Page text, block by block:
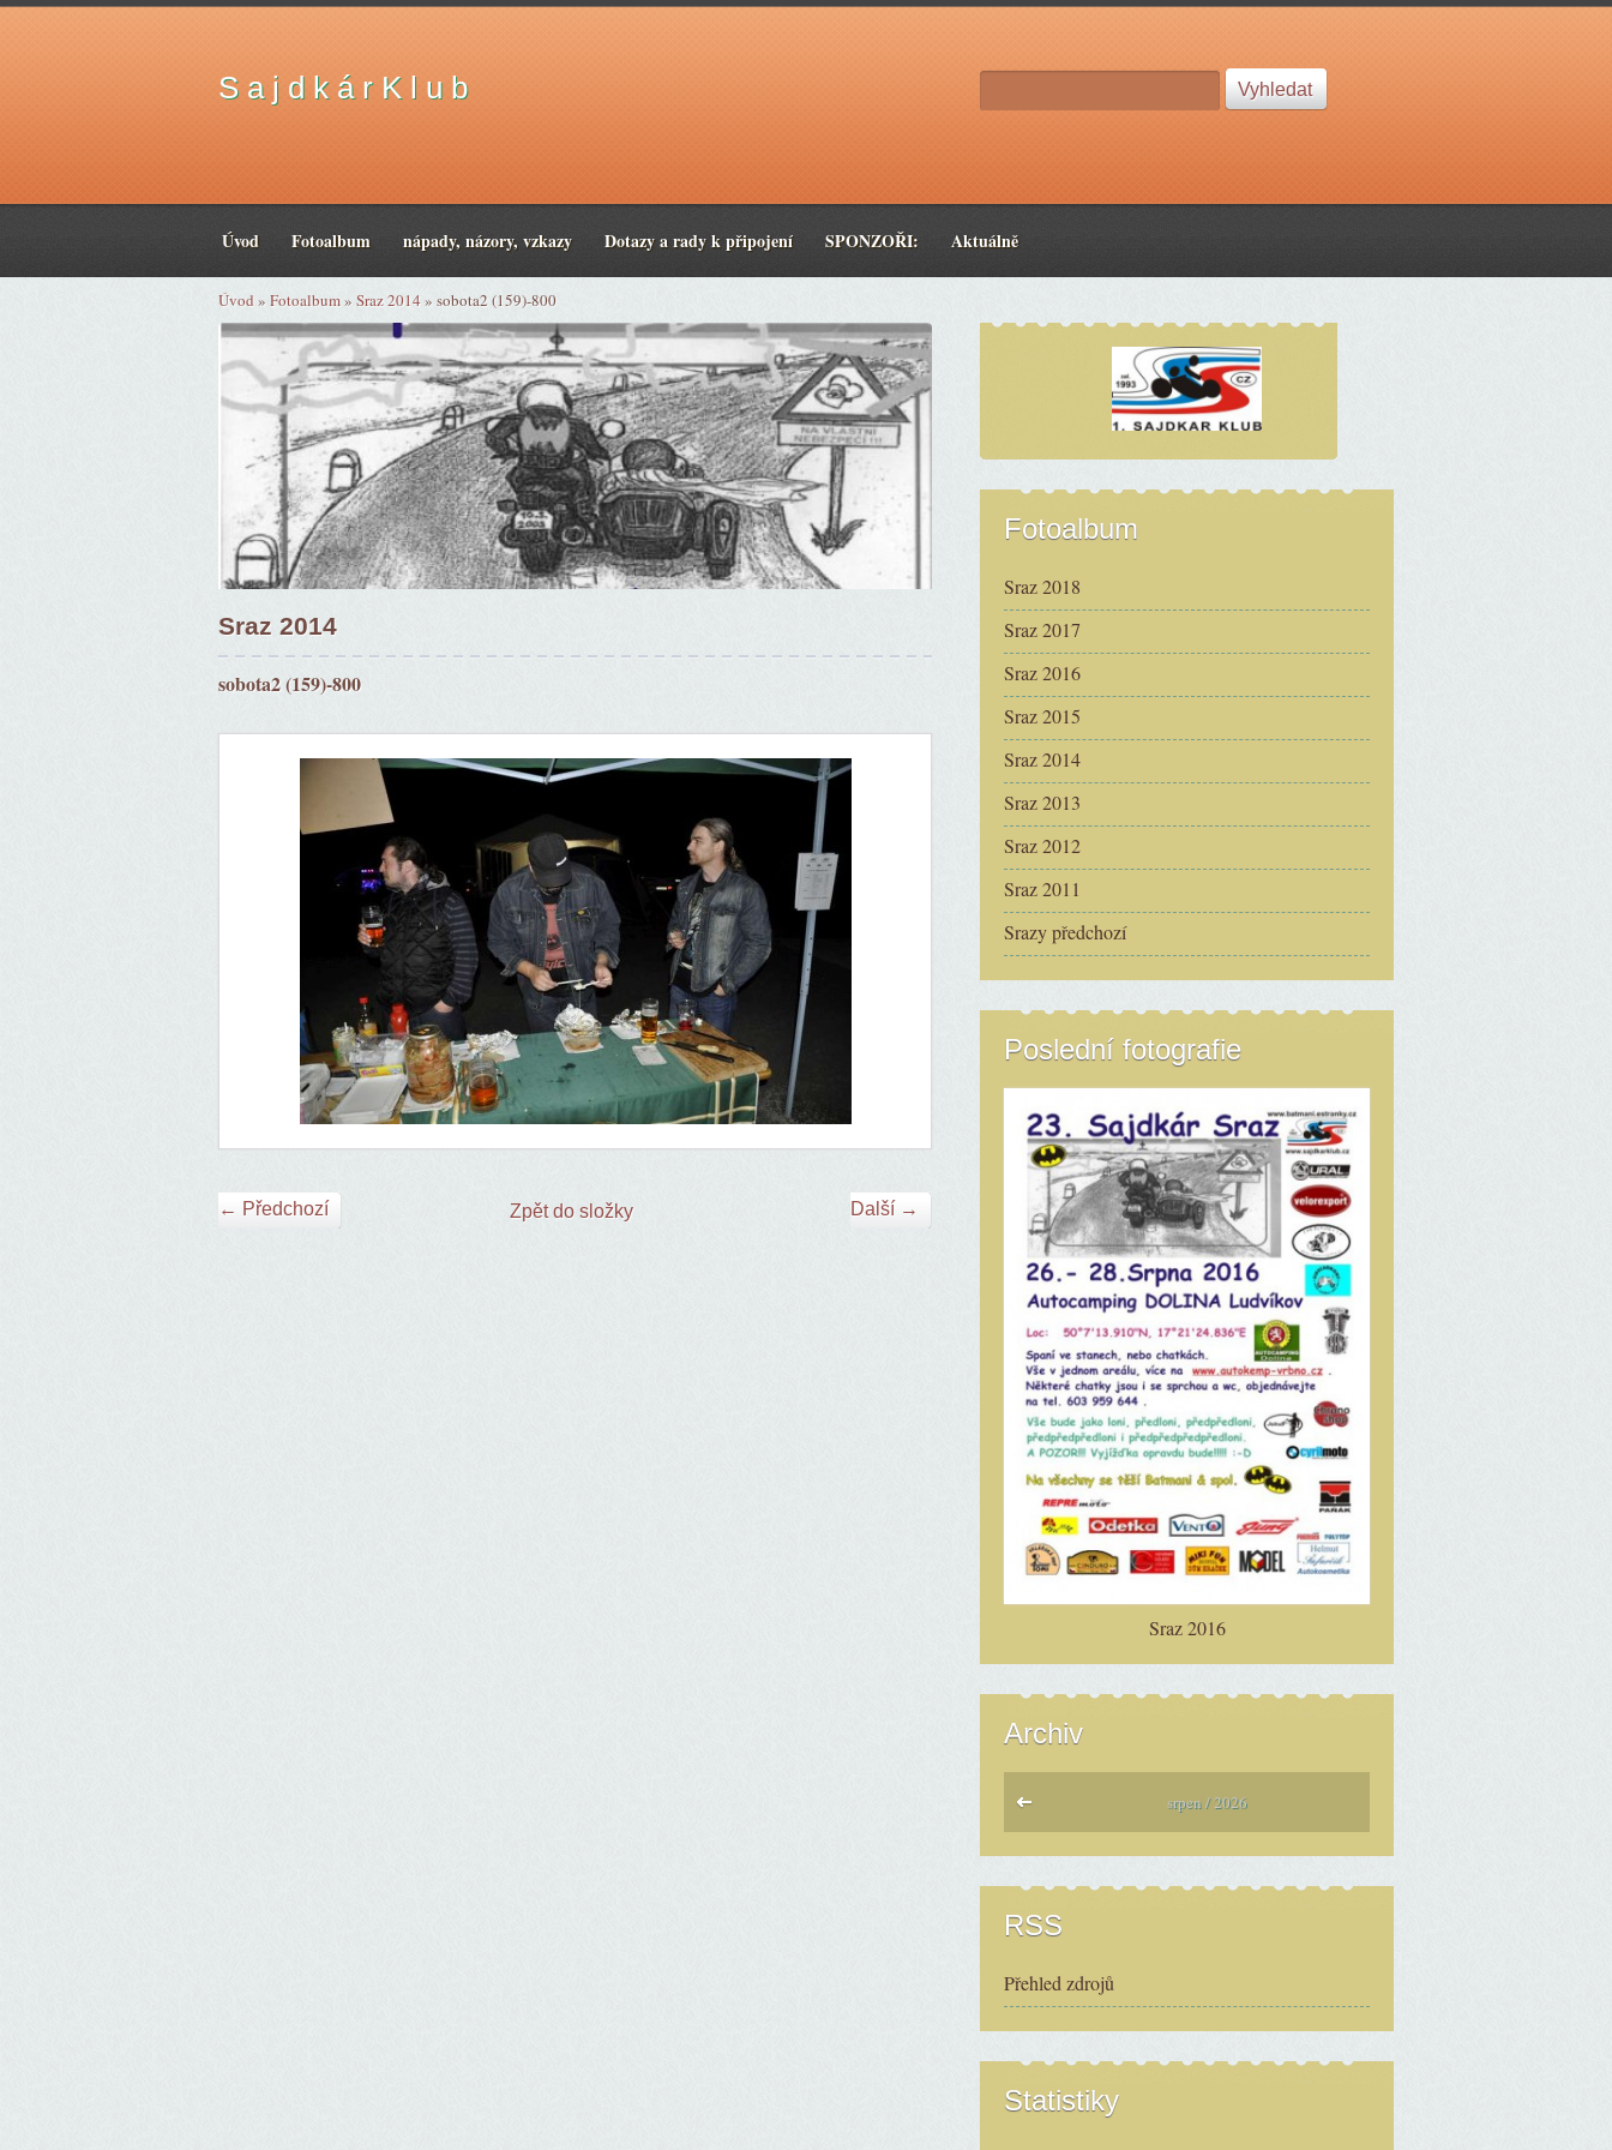
S a j d k á r K l u b
Úvod Fotoalbum nápady, názory, vzkazy Dotazy a rady k připojení SPONZOŘI: Aktuálně
Úvod » Fotoalbum» Sraz 2014» sobota2 (159)-800
Sraz 2014
sobota2 (159)-800
← Předchozí Další →
Zpět do složky
Fotoalbum
Sraz 2018
Sraz 2017
Sraz 2016
Sraz 2015
Sraz 2014
Sraz 2013
Sraz 2012
Sraz 2011
Srazy předchozí
Poslední fotografie
Sraz 2016
Archiv
srpen / 2026
RSS
Přehled zdrojů
Statistiky